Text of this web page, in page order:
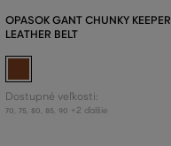
OPASOK GANT CHUNKY KEEPER
LEATHER BELT
Dostupné veľkosti:
70 75 80 85 90 +2 ďalšie